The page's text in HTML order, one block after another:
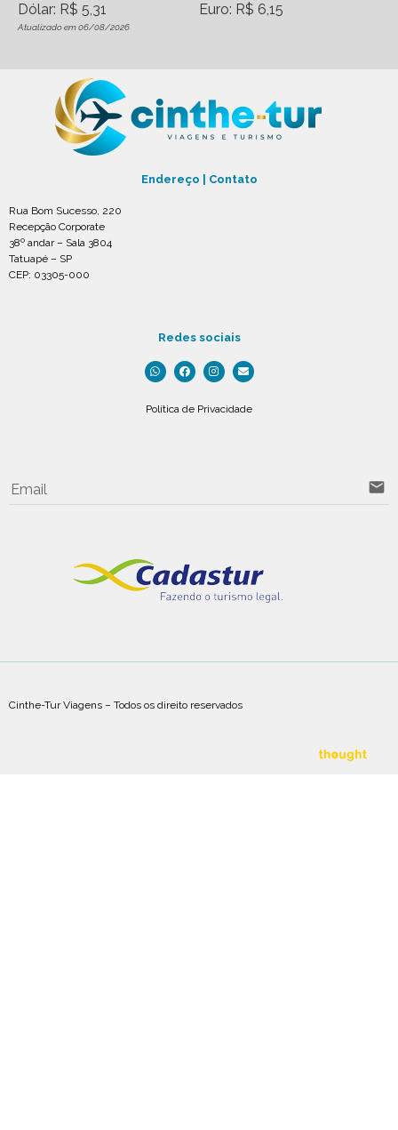
Dólar: R$ 5,31 Euro: R$ 6,15
Atualizado em 06/08/2026
Endereço | Contato
Rua Bom Sucesso, 220
Recepção Corporate
38º andar – Sala 3804
Tatuapé – SP
CEP: 03305-000
Redes sociais
Política de Privacidade
Email email
Cinthe-Tur Viagens – Todos os direito reservados